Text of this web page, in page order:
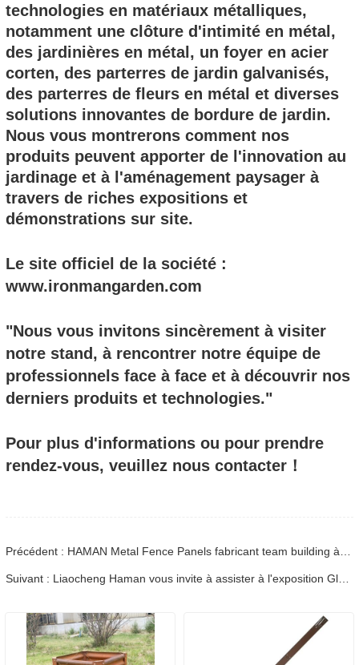
technologies en matériaux métalliques,
notamment une clôture d'intimité en métal,
des jardinières en métal, un foyer en acier
corten, des parterres de jardin galvanisés,
des parterres de fleurs en métal et diverses
solutions innovantes de bordure de jardin.
Nous vous montrerons comment nos
produits peuvent apporter de l'innovation au
jardinage et à l'aménagement paysager à
travers de riches expositions et
démonstrations sur site.
Le site officiel de la société :
www.ironmangarden.com
"Nous vous invitons sincèrement à visiter
notre stand, à rencontrer notre équipe de
professionnels face à face et à découvrir nos
derniers produits et technologies."
Pour plus d'informations ou pour prendre
rendez-vous, veuillez nous contacter！